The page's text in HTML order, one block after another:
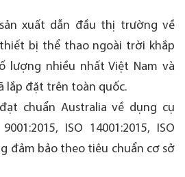
sản xuất dẫn đầu thị trường về
bị thể thao ngoài trời khắp
lượng nhiều nhất Việt Nam và
lắp đặt trên toàn quốc.
chuẩn Australia về dụng cụ
ISO 14001:2015, ISO
đảm bảo theo tiêu chuẩn cơ sở